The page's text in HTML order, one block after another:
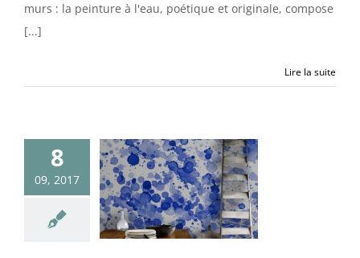
murs : la peinture à l'eau, poétique et originale, compose
[...]
Lire la suite
8
09, 2017
cahiers
(Home
2017)